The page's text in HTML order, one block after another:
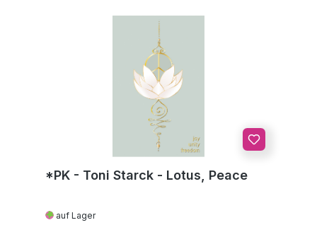
*PK - Toni Starck - Lotus, Peace
auf Lager